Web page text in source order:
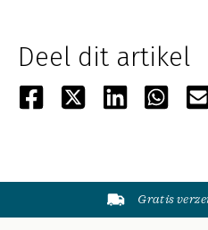
Deel dit artikel
Gratis